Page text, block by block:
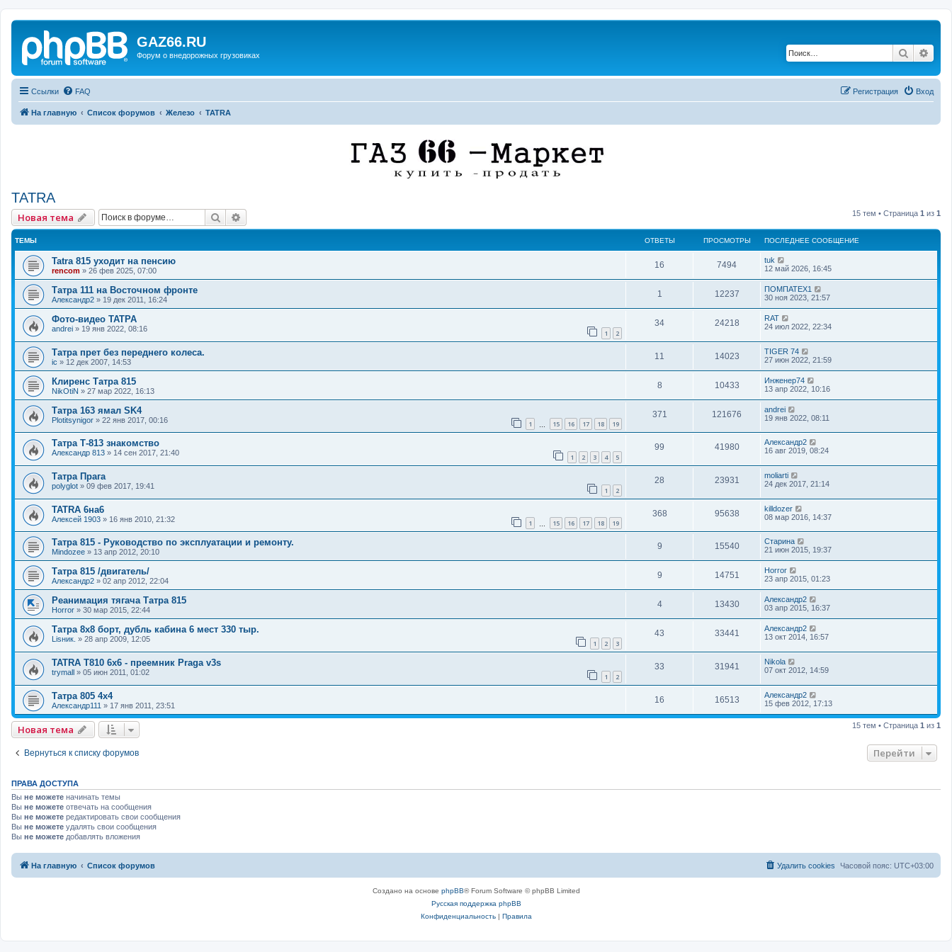
GAZ66.RU
Форум о внедорожных грузовиках Поиск
Ссылки FAQ Вход
Регистрация
На главную Список форумов Железо TATRA
TATRA
Новая тема Поиск 15 тем • Страница 1 из 1
ТЕМЫ ОТВЕТЫ ПРОСМОТРЫ ПОСЛЕДНЕЕ СООБЩЕНИЕ
Tatra 815 уходит на пенсию
rencom » 26 фев 2025, 07:00
16 7494
tuk
12 май 2026, 16:45
Татра 111 на Восточном фронте
Александр2 » 19 дек 2011, 16:24
1 12237
ПОМПАТЕХ1
30 ноя 2023, 21:57
Фото-видео ТАТРА
andrei » 19 янв 2022, 08:16 1 2
34 24218
RAT
24 июл 2022, 22:34
Татра прет без переднего колеса.
ic » 12 дек 2007, 14:53
11 14023
TIGER 74
27 июн 2022, 21:59
Клиренс Татра 815
NikOtiN » 27 мар 2022, 16:13
8 10433
Инженер74
13 апр 2022, 10:16
Татра 163 ямал SK4
Plotitsynigor » 22 янв 2017, 00:16 1 15 16 17 18 19
371 121676
andrei
19 янв 2022, 08:11
Татра Т-813 знакомство
Александр 813 » 14 сен 2017, 21:40 1 2 3 4 5
99 41980
Александр2
16 авг 2019, 08:24
Татра Прага
polyglot » 09 фев 2017, 19:41 1 2
28 23931
moliarti
24 дек 2017, 21:14
TATRA 6на6
Алексей 1903 » 16 янв 2010, 21:32 1 15 16 17 18 19
368 95638
killdozer
08 мар 2016, 14:37
Татра 815 - Руководство по эксплуатации и ремонту.
Mindozee » 13 апр 2012, 20:10
9 15540
Старина
21 июн 2015, 19:37
Татра 815 /двигатель/
Александр2 » 02 апр 2012, 22:04
9 14751
Horror
23 апр 2015, 01:23
Реанимация тягача Татра 815
Horror » 30 мар 2015, 22:44
4 13430
Александр2
03 апр 2015, 16:37
Татра 8х8 борт, дубль кабина 6 мест 330 тыр.
Lisник. » 28 апр 2009, 12:05 1 2 3
43 33441
Александр2
13 окт 2014, 16:57
TATRA T810 6x6 - преемник Praga v3s
trymall » 05 июн 2011, 01:02 1 2
33 31941
Nikola
07 окт 2012, 14:59
Татра 805 4х4
Александр111 » 17 янв 2011, 23:51
16 16513
Александр2
15 фев 2012, 17:13
Новая тема 15 тем • Страница 1 из 1
Вернуться к списку форумов Перейти
ПРАВА ДОСТУПА
Вы не можете начинать темы
Вы не можете отвечать на сообщения
Вы не можете редактировать свои сообщения
Вы не можете удалять свои сообщения
Вы не можете добавлять вложения
На главную Список форумов Часовой пояс: UTC+03:00
Удалить cookies
Создано на основе phpBB® Forum Software © phpBB Limited
Русская поддержка phpBB
Конфиденциальность| Правила